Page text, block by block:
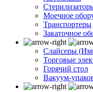
Моечное
Транспортеры
Закаточное
Слайсеры
Торговые
Горячий стол
Вакуум-